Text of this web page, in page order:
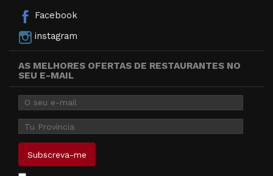
Facebook
instagram
AS MELHORES OFERTAS DE RESTAURANTES NO
SEU E-MAIL